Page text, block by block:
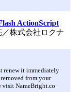
ActionScript
／株式会社ロクナ
renew it immediately
from your
visit NameBright.co